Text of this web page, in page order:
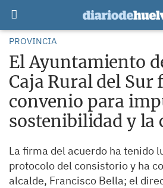
PROVINCIA
El Ayuntamiento
Caja Rural del
convenio para
sostenibilidad y la
La firma del acuerdo ha tenido
protocolo del consistorio y ha
alcalde, Francisco Bella; el